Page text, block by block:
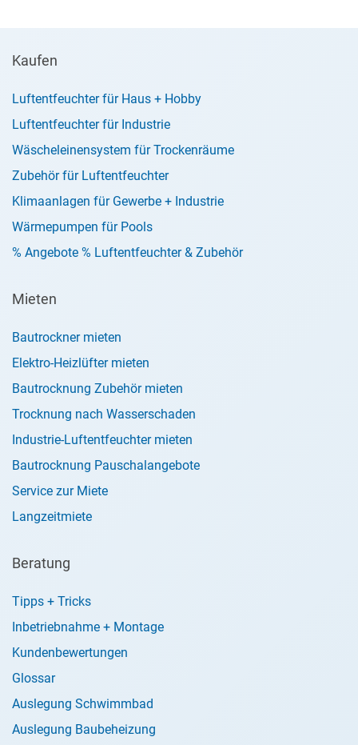
Kaufen
Luftentfeuchter für Haus + Hobby
Luftentfeuchter für Industrie
Wäscheleinensystem für Trockenräume
Zubehör für Luftentfeuchter
Klimaanlagen für Gewerbe + Industrie
Wärmepumpen für Pools
% Angebote % Luftentfeuchter & Zubehör
Mieten
Bautrockner mieten
Elektro-Heizlüfter mieten
Bautrocknung Zubehör mieten
Trocknung nach Wasserschaden
Industrie-Luftentfeuchter mieten
Bautrocknung Pauschalangebote
Service zur Miete
Langzeitmiete
Beratung
Tipps + Tricks
Inbetriebnahme + Montage
Kundenbewertungen
Glossar
Auslegung Schwimmbad
Auslegung Baubeheizung